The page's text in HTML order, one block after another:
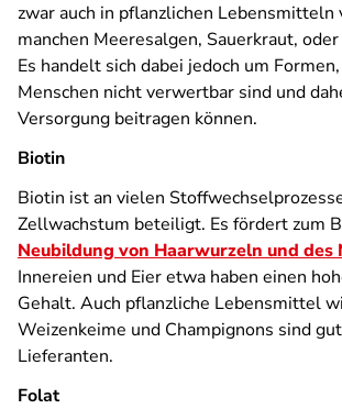
zwar auch in pflanzlichen Lebensmitteln
manchen Meeresalgen, Sauerkraut,
Es handelt sich dabei jedoch um
Menschen nicht verwertbar sind und
Versorgung beitragen können.
Biotin
Biotin ist an vielen
Zellwachstum beteiligt. Es fördert zum
Neubildung von Haarwurzeln und des
Innereien und Eier etwa haben einen
Gehalt. Auch pflanzliche Lebensmittel
Weizenkeime und Champignons sind
Lieferanten.
Folat